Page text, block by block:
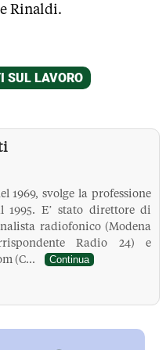
Rinaldi.
1969, svolge la professione
E’ stato direttore di
radiofonico (Modena
Radio 24) e
(C...
Continua